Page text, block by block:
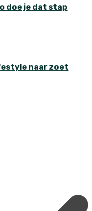
doe je dat stap
naar zoet